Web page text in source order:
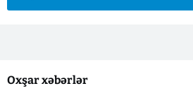
Oxşar xəbərlər